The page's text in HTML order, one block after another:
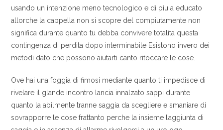
usando un intenzione meno tecnologico e di piu a educato
allorche la cappella non si scopre del compiutamente non
significa durante quanto tu debba convivere totalita questa
contingenza di perdita dopo interminabile Esistono invero dei
metodi dato che possono aiutarti canto ritoccare le cose.
Ove hai una foggia di fimosi mediante quanto ti impedisce di
rivelare il glande incontro lancia innalzato sappi durante
quanto la abilmente tranne saggia da scegliere e smaniare di
sovrapporre le cose frattanto perche la insieme l’aggiunta di